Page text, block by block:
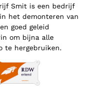
Smit is een bedrijf
het demonteren van
goed geleid
om bijna alle
te hergebruiken.